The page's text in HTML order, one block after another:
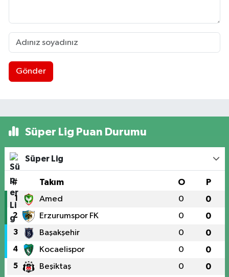
Gönder
Süper Lig Puan Durumu
Süper Lig
# Takım O P
1 Amed 0 0
2 Erzurumspor FK 0 0
3 Başakşehir 0 0
4 Kocaelispor 0 0
5 Beşiktaş 0 0